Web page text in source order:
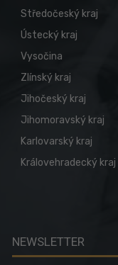
Středočeský kraj
Ústecký kraj
Vysočina
Zlínský kraj
Jihočeský kraj
Jihomoravský kraj
Karlovarský kraj
Královehradecký kraj
NEWSLETTER